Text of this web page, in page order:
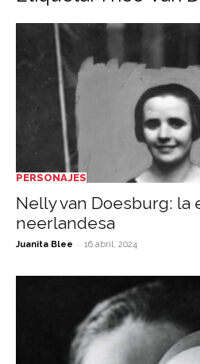
PERSONAJES
Nelly van Doesburg: la
neerlandesa
Juanita Blee - 16 abril, 2024